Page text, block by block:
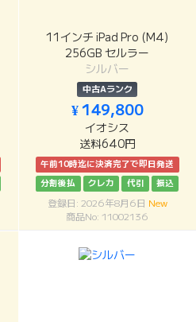
11インチ iPad Pro (M4)
256GB セルラー
シルバー
中古Aランク
¥ 149,800
イオシス
送料640円
午前10時迄に決済完了で即日発送
分割後払
クレカ 代引 振込
登録日: 2026年8月6日 New
商品No: 11002136